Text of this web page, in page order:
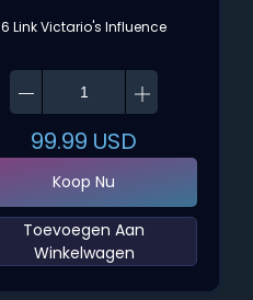
6 Link Victario's Influence
99.99 USD
Koop Nu
‌Toevoegen Aan
Winkelwagen‌